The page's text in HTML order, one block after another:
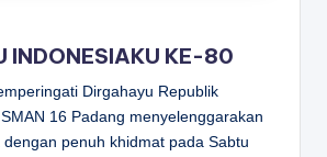
INDONESIAKU KE-80
Dirgahayu Republik
16 Padang menyelenggarakan
penuh khidmat pada Sabtu